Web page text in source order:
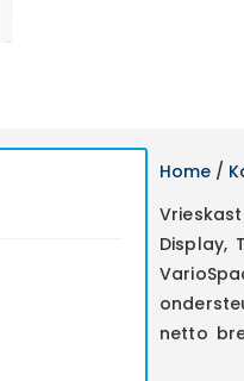
Home /
Display,
netto